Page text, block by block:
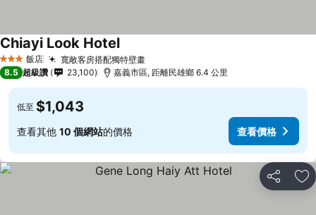
3 星級 飯店 寬敞客房搭配獨特壁畫
Chiayi Look Hotel
8.5 超級讚 23,100 嘉義市區, 距離民雄鄉 6.4 公里
低至 $1,043
查看其他 10 個網站的價格 查看價格
分享 加